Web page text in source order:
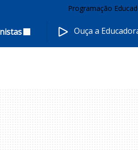
Programação
Ouça a